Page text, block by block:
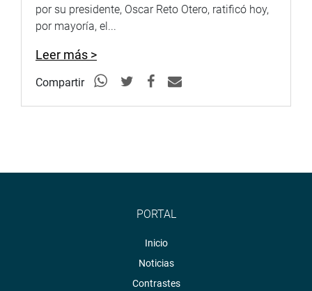
por su presidente, Oscar Reto Otero, ratificó hoy,
por mayoría, el...
Leer más >
Compartir
PORTAL
Inicio
Noticias
Contrastes